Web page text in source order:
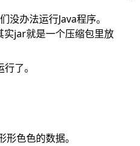
办法运行Java程序。
实jar就是一个压缩包里放
了。
色色的数据。